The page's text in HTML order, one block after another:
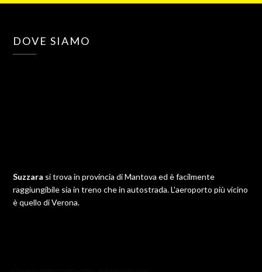
DOVE SIAMO
Suzzara si trova in provincia di Mantova ed è facilmente
raggiungibile sia in treno che in autostrada. L'aeroporto più vicino
è quello di Verona.